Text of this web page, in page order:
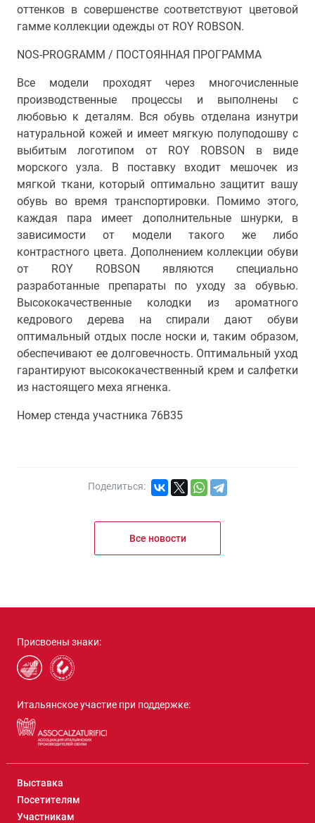
оттенков в совершенстве соответствуют цветовой
гамме коллекции одежды от ROY ROBSON.
NOS-PROGRAMM / ПОСТОЯННАЯ ПРОГРАММА
Все модели проходят через многочисленные
производственные процессы и выполнены с
любовью к деталям. Вся обувь отделана изнутри
натуральной кожей и имеет мягкую полуподошву с
выбитым логотипом от ROY ROBSON в виде
морского узла. В поставку входит мешочек из
мягкой ткани, который оптимально защитит вашу
обувь во время транспортировки. Помимо этого,
каждая пара имеет дополнительные шнурки, в
зависимости от модели такого же либо
контрастного цвета. Дополнением коллекции обуви
от ROY ROBSON являются специально
разработанные препараты по уходу за обувью.
Высококачественные колодки из ароматного
кедрового дерева на спирали дают обуви
оптимальный отдых после носки и, таким образом,
обеспечивают ее долговечность. Оптимальный уход
гарантируют высококачественный крем и салфетки
из настоящего меха ягненка.
Номер стенда участника 76В35
Поделиться:
Все новости
Присвоены знаки:
Итальянское участие при поддержке:
Выставка
Посетителям
Участникам